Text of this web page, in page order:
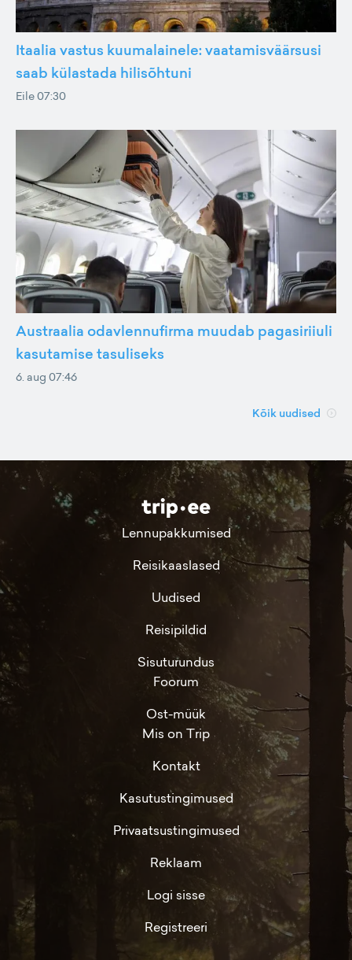
Itaalia vastus kuumalainele: vaatamisväärsusi
saab külastada hilisõhtuni
Eile 07:30
Austraalia odavlennufirma muudab pagasiriiuli
kasutamise tasuliseks
6. aug 07:46
Kõik uudised
Lennupakkumised
Reisikaaslased
Uudised
Reisipildid
Sisuturundus
Foorum
Ost-müük
Mis on Trip
Kontakt
Kasutustingimused
Privaatsustingimused
Reklaam
Logi sisse
Registreeri